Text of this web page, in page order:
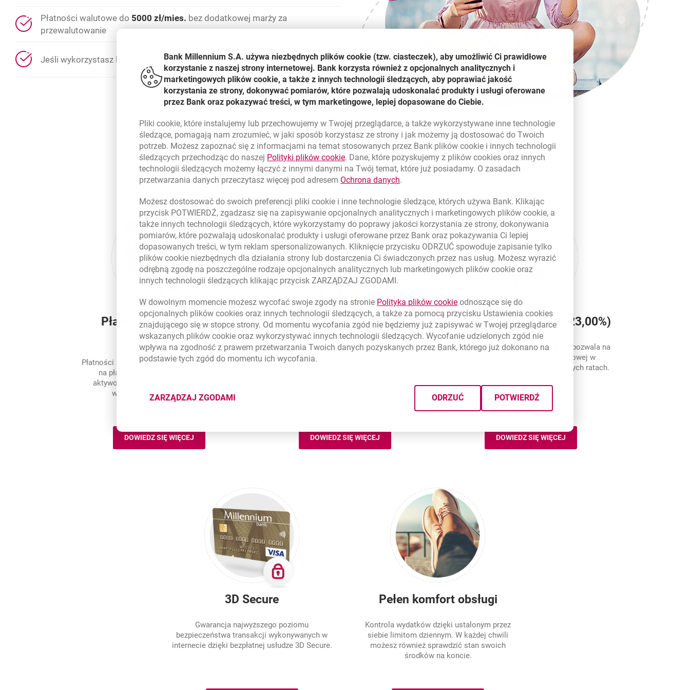
Płatności walutowe do 5000 zł/mies. bez dodatkowej marży za
przewalutowanie
Jeśli wykorzystasz limit, dodatkowa marża banku wyniesie 2%
Dodatkowekorzyści
Płatności zbliżeniowe
telefonem
Płatności zbliżeniowe to komfortowy sposób
na płacenie bez portfela. Wystarczy
aktywować bezpłatnie kartę wirtualną i
wygodnie płacić telefonem.
DOWIEDZ SIĘ WIĘCEJPŁATNOŚCI ZBLIŻENIOWE TELEFONEM
Wygoda płatności
Komfortowe zakupy w sklepach i internecie
oraz płatności w ramach limitu karty.
DOWIEDZ SIĘ WIĘCEJ
WYGODA PŁATNOŚCI
Wygodne Raty (RRSO 23,00%)
Program kredytowyWygodne Raty
pozwala na
spłatę wydatków z karty kredytowej w
równych, korzystnie oprocentowanych ratach.
DOWIEDZ SIĘ WIĘCEJWYGODNE RATY (RRSO 12,04%)
3D Secure
Gwarancja najwyższego poziomu
bezpieczeństwa transakcji wykonywanych w
internecie dzięki bezpłatnej usłudze 3D Secure.
Pełen komfort obsługi
Kontrola wydatków dzięki ustalonym przez
siebie limitom dziennym. W każdej chwili
możesz również sprawdzić stan swoich
środków na koncie.
Bank Millennium S.A. używa niezbędnych plikówcookie (tzw. ciasteczek), aby umożliwić Ci prawidłowe
korzystanie z naszej strony internetowej. Bank korzysta również z opcjonalnych analitycznych i
marketingowych plików cookie, a także z innych technologii śledzących, aby poprawiać jakość
korzystania ze strony, dokonywać pomiarów, które pozwalają udoskonalać produkty i usługi oferowane
przez Bank oraz pokazywać treści, w tym marketingowe, lepiej dopasowane do Ciebie.
Plikicookie, które instalujemy lub przechowujemy w Twojej przeglądarce, a także wykorzystywane inne technologie
śledzące, pomagają nam zrozumieć, w jaki sposób korzystasz ze strony i jak możemy ją dostosować do Twoich
potrzeb. Możesz zapoznać się z informacjami na temat stosowanych przez Bank plikówcookie i innych technologii
śledzących przechodząc do naszej Polityki plikówcookielink otwiera się w nowym oknie
. Dane, które pozyskujemy z plikówcookies oraz innych
technologii śledzących możemy łączyć z innymi danymi na Twój temat, które już posiadamy. O zasadach
przetwarzania danych przeczytasz więcej pod adresem Ochrona danych.
Możesz dostosować do swoich preferencji plikicookie i inne technologie śledzące, których używa Bank. Klikając
przycisk POTWIERDŹ, zgadzasz się na zapisywanie opcjonalnych analitycznych i marketingowych plikówcookie, a
także innych technologii śledzących, które wykorzystamy do poprawy jakości korzystania ze strony, dokonywania
pomiarów, które pozwalają udoskonalać produkty i usługi oferowane przez Bank oraz pokazywania Ci lepiej
dopasowanych treści, w tym reklam spersonalizowanych. Kliknięcie przycisku ODRZUĆ spowoduje zapisanie tylko
plikówcookie niezbędnych dla działania strony lub dostarczenia Ci świadczonych przez nas usług. Możesz wyrazić
odrębną zgodę na poszczególne rodzaje opcjonalnych analitycznych lub marketingowych plikówcookie oraz
innych technologii śledzących klikając przycisk ZARZĄDZAJ ZGODAMI.
W dowolnym momencie możesz wycofać swoje zgody na stronie Polityka plikówcookielink otwiera się w nowym oknie
odnoszące się do
opcjonalnych plikówcookies oraz innych technologii śledzących, a także za pomocą przycisku Ustawieniacookies
znajdującego się w stopce strony. Od momentu wycofania zgód nie będziemy już zapisywać w Twojej przeglądarce
wskazanych plikówcookie oraz wykorzystywać innych technologii śledzących. Wycofanie udzielonych zgód nie
wpływa na zgodność z prawem przetwarzania Twoich danych pozyskanych przez Bank, którego już dokonano na
podstawie tych zgód do momentu ich wycofania.
ZARZĄDZAJ ZGODAMI
DOTYCZĄCYMI PLIKÓW
ODRZUĆ POTWIERDŹ